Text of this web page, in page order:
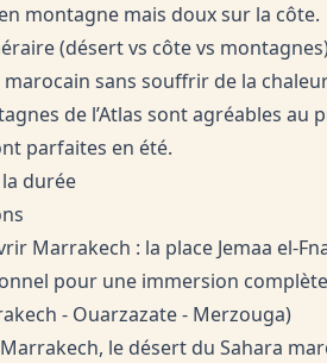
montagne mais doux sur la côte.
(désert vs côte vs
sans souffrir de la
de l’Atlas sont agréables au
parfaites en été.
durée
Marrakech : la place Jemaa el-
pour une immersion
- Ouarzazate - Merzouga)
le désert du Sahara